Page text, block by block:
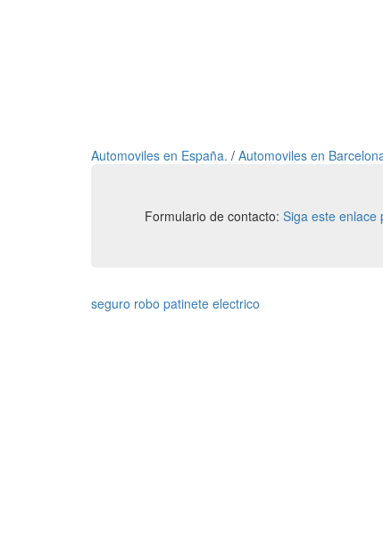
Automoviles en España. / Automoviles en
Formulario de contacto: Siga este enlace
seguro robo patinete electrico